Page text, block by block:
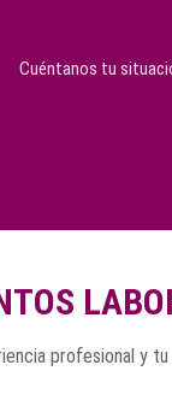
Cuéntanos tu
profesional y